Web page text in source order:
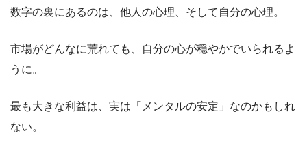
数字の裏にあるのは、他人の心理、そして自分の心理。
市場がどんなに荒れても、自分の心が穏やかでいられるよ
うに。
最も大きな利益は、実は「メンタルの安定」なのかもしれ
ない。